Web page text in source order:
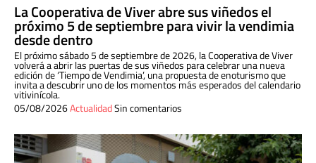
La Cooperativa de Viver abre sus viñedos el
próximo 5 de septiembre para vivir la vendimia
desde dentro
El próximo sábado 5 de septiembre de 2026, la Cooperativa de Viver
volverá a abrir las puertas de sus viñedos para celebrar una nueva
edición de ‘Tiempo de Vendimia’, una propuesta de enoturismo que
invita a descubrir uno de los momentos más esperados del calendario
vitivinícola.
05/08/2026ActualidadSin comentarios